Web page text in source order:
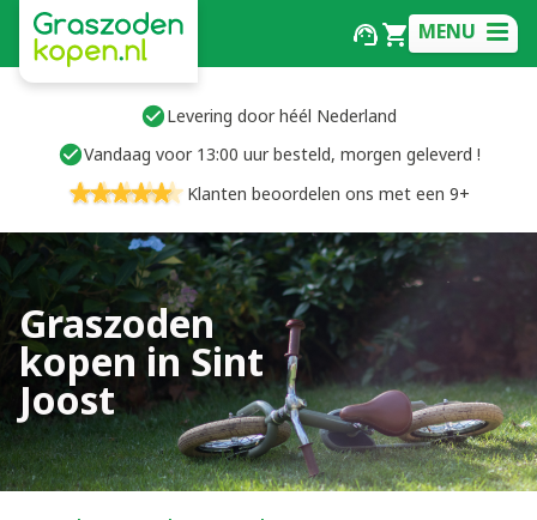
MENU
Levering door héél Nederland
Vandaag voor 13:00 uur besteld, morgen geleverd !
Klanten beoordelen ons met een 9+
Graszoden
kopen in Sint
Joost